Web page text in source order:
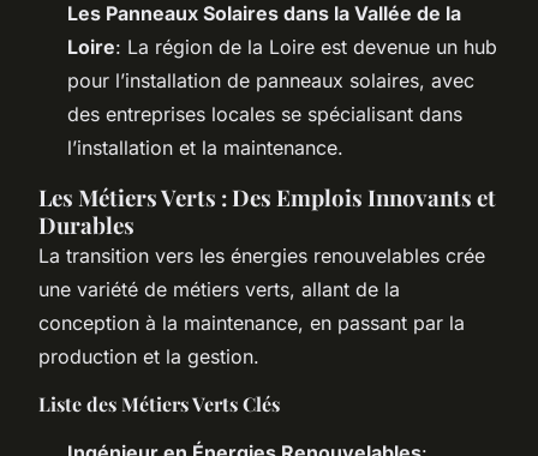
Les Panneaux Solaires dans la Vallée de la
Loire: La région de la Loire est devenue un hub
pour l’installation de panneaux solaires, avec
des entreprises locales se spécialisant dans
l’installation et la maintenance.
Les Métiers Verts : Des Emplois Innovants et
Durables
La transition vers les énergies renouvelables crée
une variété de métiers verts, allant de la
conception à la maintenance, en passant par la
production et la gestion.
Liste des Métiers Verts Clés